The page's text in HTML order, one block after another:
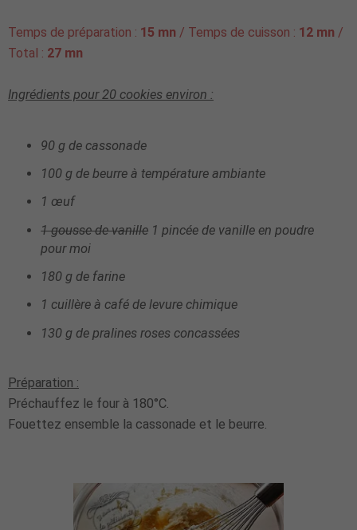
Temps de préparation : 15 mn / Temps de cuisson : 12 mn /
Total : 27 mn
Ingrédients pour20 cookies environ :
90 g de cassonade
100 g de beurre à température ambiante
1 œuf
1 gousse de vanille 1 pincée de vanille en poudre
pour moi
180 g de farine
1 cuillère à café de levure chimique
130 g de pralines roses concassées
Préparation :
Préchauffez le four à 180°C.
Fouettez ensemble la cassonade et le beurre.